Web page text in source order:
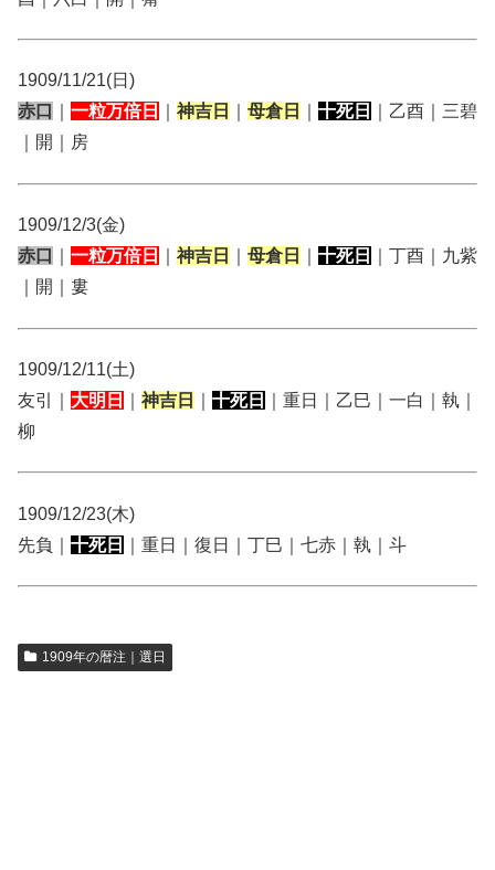
1909/11/21(日)
赤口
一粒万倍日 神吉日 母倉日 十死日
｜乙酉｜三碧
｜開｜房
1909/12/3(金)
赤口
一粒万倍日 神吉日 母倉日 十死日
｜丁酉｜九紫
｜開｜婁
1909/12/11(土)
友引｜ 大明日 神吉日 十死日
｜重日｜乙巳｜一白｜執｜
柳
1909/12/23(木)
先負｜ 十死日 ｜重日｜復日｜丁巳｜七赤｜執｜斗
1909年の暦注｜選日